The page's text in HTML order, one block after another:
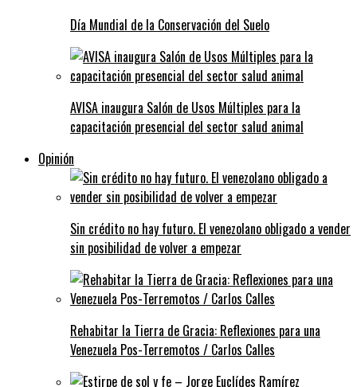
Día Mundial de la Conservación del Suelo
AVISA inaugura Salón de Usos Múltiples para la
capacitación presencial del sector salud animal
Opinión
Sin crédito no hay futuro. El venezolano obligado a vender
sin posibilidad de volver a empezar
Rehabitar la Tierra de Gracia: Reflexiones para una
Venezuela Pos-Terremotos / Carlos Calles